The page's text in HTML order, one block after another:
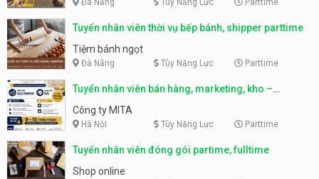
Tuyển nhân viên thời vụ bếp bánh, shipper parttime
Tiệm bánh ngọt
Đà Nẵng Tùy Năng Lực Parttime
Tuyển nhân viên bán hàng, marketing, kho –
parttime, fulltime
Công ty MITA
Hà Nội Tùy Năng Lực Parttime
Tuyển nhân viên đóng gói partime, fulltime
Shop online